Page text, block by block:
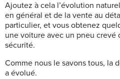
Ajoutez à cela l’évolution
en général et de la vente au
particulier, et vous obtenez
une voiture avec un pneu
sécurité.
Comme nous le savons tous, la
a évolué.